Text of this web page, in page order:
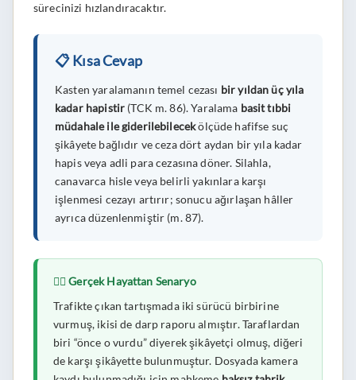
sürecinizi hızlandıracaktır.
📋 Kısa Cevap
Kasten yaralamanın temel cezası bir yıldan üç yıla
kadar hapistir (TCK m. 86). Yaralama basit tıbbi
müdahale ile giderilebilecekölçüde hafifse suç
şikâyete bağlıdır ve ceza dört aydan bir yıla kadar
hapis veya adli para cezasına döner. Silahla,
canavarca hisle veya belirli yakınlara karşı
işlenmesi cezayı artırır; sonucu ağırlaşan hâller
ayrıca düzenlenmiştir (m. 87).
🧑‍⚖️ Gerçek Hayattan Senaryo
Trafikte çıkan tartışmada iki sürücü birbirine
vurmuş, ikisi de darp raporu almıştır. Taraflardan
biri “önce o vurdu” diyerek şikâyetçi olmuş, diğeri
de karşı şikâyette bulunmuştur. Dosyada kamera